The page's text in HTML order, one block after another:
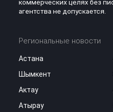
коммерческих целях без
агентства не допускается.
Региональные новости
Астана
Шымкент
Актау
Атырау